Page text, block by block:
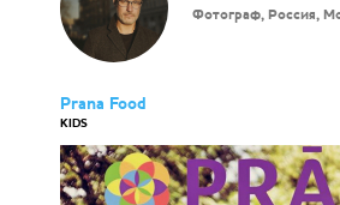
Фотограф, Россия,
Prana Food
KIDS